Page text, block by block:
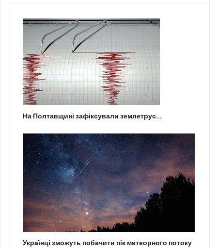
На Полтавщині зафіксували землетрус...
Українці зможуть побачити пік метеорного потоку